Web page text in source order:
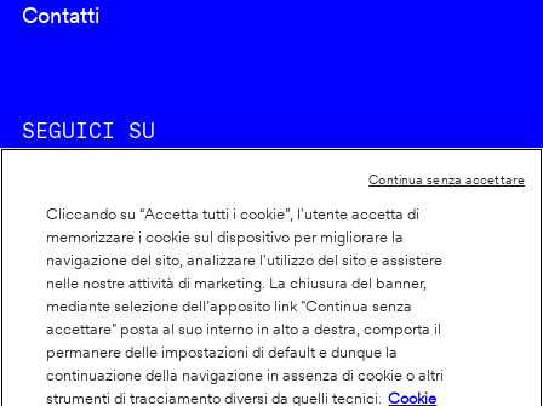
Contatti
SEGUICI SU
Footer
info
Cookie policy
Dichiarazione di accessibilità
Privacy
Cliccando su “Accetta tutti i cookie”, l'utente accetta di
memorizzare i cookie sul dispositivo per migliorare la
navigazione del sito, analizzare l'utilizzo del sito e assistere
nelle nostre attività di marketing. La chiusura del banner,
mediante selezione dell’apposito link "Continua senza
accettare" posta al suo interno in alto a destra, comporta il
permanere delle impostazioni di default e dunque la
continuazione della navigazione in assenza di cookie o altri
strumenti di tracciamento diversi da quelli tecnici.
Cookie
Continua senza accettare